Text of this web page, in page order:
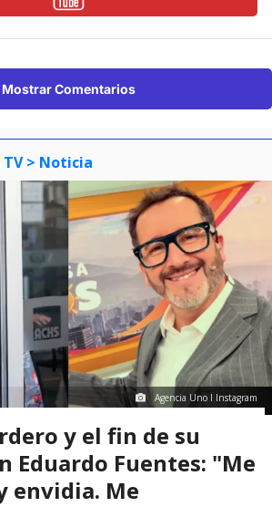
Mostrar Comentarios
> Noticia
Agencia Uno I Instagram
y el fin de su
Eduardo Fuentes: "Me
envidia. Me